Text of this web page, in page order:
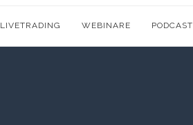
LIVETRADING WEBINARE PODCAST